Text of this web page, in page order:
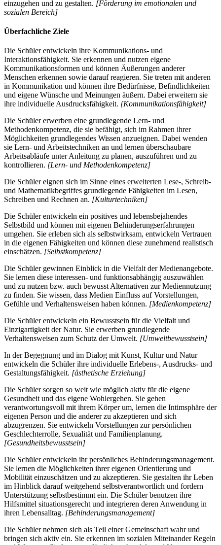
einzugehen und zu gestalten. [Förderung im emotionalen und
sozialen Bereich]
Überfachliche Ziele
Die Schüler entwickeln ihre Kommunikations- und
Interaktionsfähigkeit. Sie erkennen und nutzen eigene
Kommunikationsformen und können Äußerungen anderer
Menschen erkennen sowie darauf reagieren. Sie treten mit anderen
in Kommunikation und können ihre Bedürfnisse, Befindlichkeiten
und eigene Wünsche und Meinungen äußern. Dabei erweitern sie
ihre individuelle Ausdrucksfähigkeit. [Kommunikationsfähigkeit]
Die Schüler erwerben eine grundlegende Lern- und
Methodenkompetenz, die sie befähigt, sich im Rahmen ihrer
Möglichkeiten grundlegendes Wissen anzueignen. Dabei wenden
sie Lern- und Arbeitstechniken an und lernen überschaubare
Arbeitsabläufe unter Anleitung zu planen, auszuführen und zu
kontrollieren. [Lern- und Methodenkompetenz]
Die Schüler eignen sich im Sinne eines erweiterten Lese-, Schreib-
und Mathematikbegriffes grundlegende Fähigkeiten im Lesen,
Schreiben und Rechnen an. [Kulturtechniken]
Die Schüler entwickeln ein positives und lebensbejahendes
Selbstbild und können mit eigenen Behinderungserfahrungen
umgehen. Sie erleben sich als selbstwirksam, entwickeln Vertrauen
in die eigenen Fähigkeiten und können diese zunehmend realistisch
einschätzen. [Selbstkompetenz]
Die Schüler gewinnen Einblick in die Vielfalt der Medienangebote.
Sie lernen diese interessen- und funktionsabhängig auszuwählen
und zu nutzen bzw. auch bewusst Alternativen zur Mediennutzung
zu finden. Sie wissen, dass Medien Einfluss auf Vorstellungen,
Gefühle und Verhaltensweisen haben können. [Medienkompetenz]
Die Schüler entwickeln ein Bewusstsein für die Vielfalt und
Einzigartigkeit der Natur. Sie erwerben grundlegende
Verhaltensweisen zum Schutz der Umwelt. [Umweltbewusstsein]
In der Begegnung und im Dialog mit Kunst, Kultur und Natur
entwickeln die Schüler ihre individuelle Erlebens-, Ausdrucks- und
Gestaltungsfähigkeit. [ästhetische Erziehung]
Die Schüler sorgen so weit wie möglich aktiv für die eigene
Gesundheit und das eigene Wohlergehen. Sie gehen
verantwortungsvoll mit ihrem Körper um, lernen die Intimsphäre der
eigenen Person und die anderer zu akzeptieren und sich
abzugrenzen. Sie entwickeln Vorstellungen zur persönlichen
Geschlechterrolle, Sexualität und Familienplanung.
[Gesundheitsbewusstsein]
Die Schüler entwickeln ihr persönliches Behinderungsmanagement.
Sie lernen die Möglichkeiten ihrer eigenen Orientierung und
Mobilität einzuschätzen und zu akzeptieren. Sie gestalten ihr Leben
im Hinblick darauf weitgehend selbstverantwortlich und fordern
Unterstützung selbstbestimmt ein. Die Schüler benutzen ihre
Hilfsmittel situationsgerecht und integrieren deren Anwendung in
ihren Lebensalltag. [Behinderungsmanagement]
Die Schüler nehmen sich als Teil einer Gemeinschaft wahr und
bringen sich aktiv ein. Sie erkennen im sozialen Miteinander Regeln